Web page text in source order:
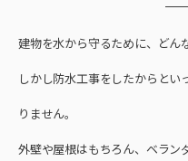
建物を水から守るために、どん
しかし防水工事をしたからとい
りません。
外壁や屋根はもちろん、ベラン